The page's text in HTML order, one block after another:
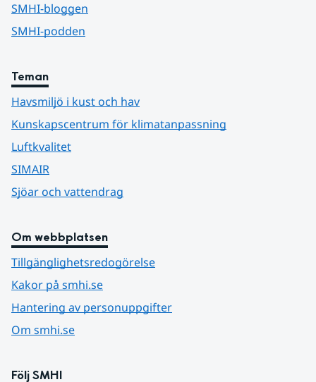
SMHI-bloggen
SMHI-podden
Teman
Havsmiljö i kust och hav
Kunskapscentrum för klimatanpassning
Luftkvalitet
SIMAIR
Sjöar och vattendrag
Om webbplatsen
Tillgänglighetsredogörelse
Kakor på smhi.se
Hantering av personuppgifter
Om smhi.se
Följ SMHI